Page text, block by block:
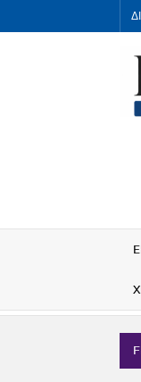
to
Η Μύκονος